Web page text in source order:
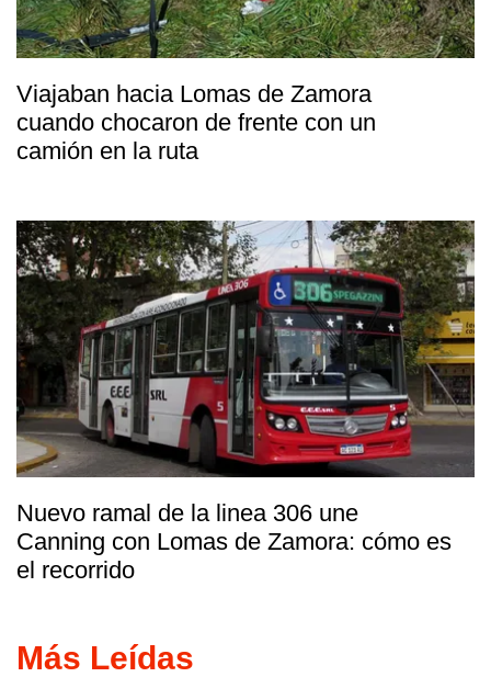
Viajaban hacia Lomas de Zamora
cuando chocaron de frente con un
camión en la ruta
Nuevo ramal de la linea 306 une
Canning con Lomas de Zamora: cómo es
el recorrido
Más Leídas